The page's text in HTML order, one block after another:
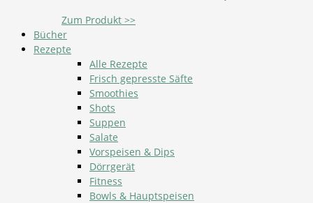
Zum Produkt >>
Bücher
Rezepte
Alle Rezepte
Frisch gepresste Säfte
Smoothies
Shots
Suppen
Salate
Vorspeisen & Dips
Dörrgerät
Fitness
Bowls & Hauptspeisen